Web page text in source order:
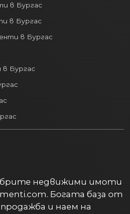
в Бургас
в Бургас
в Бургас
Бургас
недвижими имоти
Богата база от
и наем на